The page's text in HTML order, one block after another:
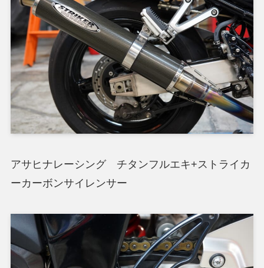
アサヒナレーシング チタンフルエキ+ストライカ
ーカーボンサイレンサー